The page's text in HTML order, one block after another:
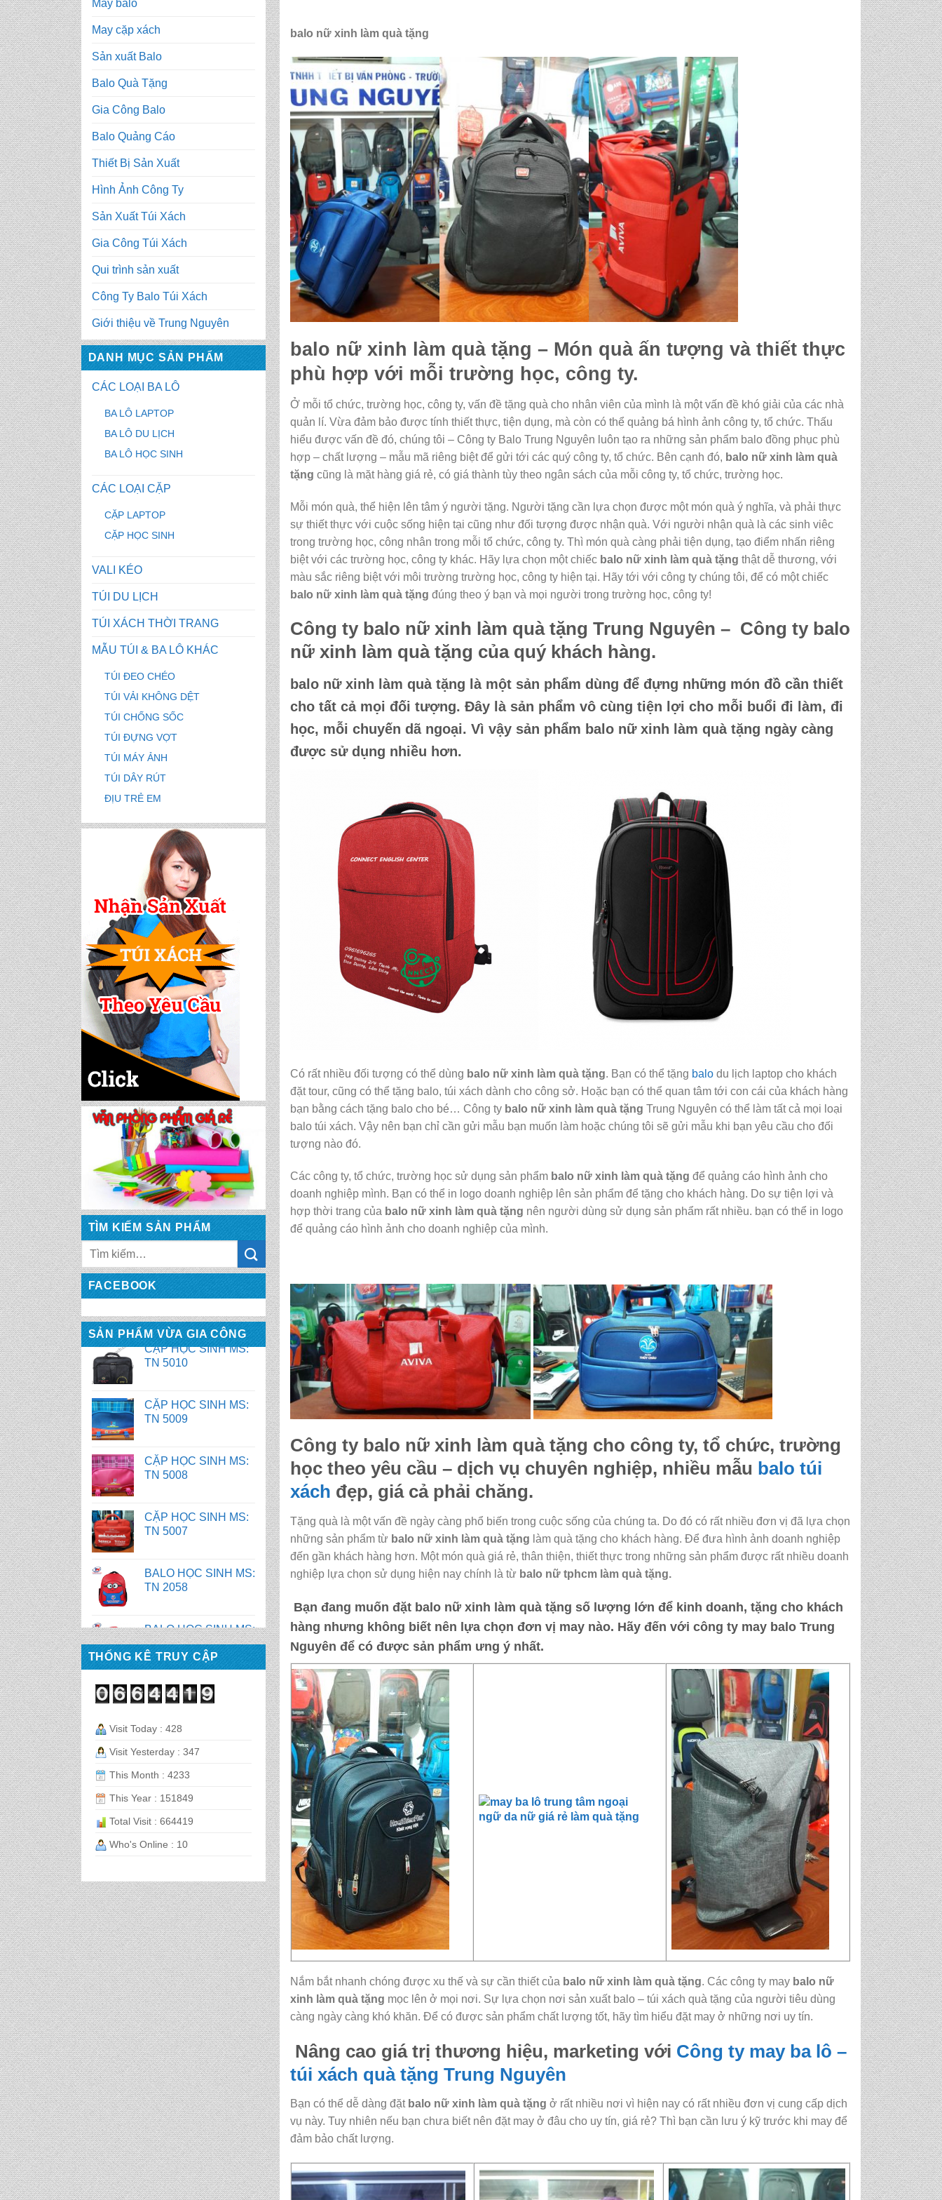
May balo
May cặp xách
Sản xuất Balo
Balo Quà Tặng
Gia Công Balo
Balo Quảng Cáo
Thiết Bị Sản Xuất
Hình Ảnh Công Ty
Sản Xuất Túi Xách
Gia Công Túi Xách
Qui trình sản xuất
Công Ty Balo Túi Xách
Giới thiệu về Trung Nguyên
DANH MỤC SẢN PHẨM
CÁC LOẠI BA LÔ
BA LÔ LAPTOP
BA LÔ DU LỊCH
BA LÔ HỌC SINH
CÁC LOẠI CẶP
CẶP LAPTOP
CẶP HỌC SINH
VALI KÉO
TÚI DU LỊCH
TÚI XÁCH THỜI TRANG
MẪU TÚI & BA LÔ KHÁC
TÚI ĐEO CHÉO
TÚI VẢI KHÔNG DỆT
TÚI CHỐNG SỐC
TÚI ĐỰNG VỢT
TÚI MÁY ẢNH
TÚI DÂY RÚT
ĐỊU TRẺ EM
TÌM KIẾM SẢN PHẨM
FACEBOOK
SẢN PHẨM VỪA GIA CÔNG
CẶP HỌC SINH MS:
TN 5016
CẶP HỌC SINH MS:
TN 5015
CẶP HỌC SINH MS:
TN 5014
CẶP HỌC SINH MS:
TN 5013
CẶP HỌC SINH MS:
TN 5012
CẶP HỌC SINH MS:
TN 5011
CẶP HỌC SINH MS:
TN 5010
CẶP HỌC SINH MS:
TN 5009
TN 5008
TN 5007
TN 2058
BALO HỌC SINH MS:
TN 2068
CẶP HỌC SINH MS:
TN 5015
CẶP HỌC SINH MS:
TN 5014
CẶP HỌC SINH MS:
TN 5013
CẶP HỌC SINH MS:
TN 5012
THỐNG KÊ TRUY CẬP
Visit Today : 428
Visit Yesterday : 347
This Month : 4233
This Year : 151849
Total Visit : 664419
Who's Online : 10
balo nữ xinh làm quà tặng
balo nữ xinh làm quà tặng – Món quà ấn tượng và thiết thực
phù hợp với mỗi trường học, công ty.
Ở mỗi tổ chức, trường học, công ty, vấn đề tặng quà cho nhân viên của mình là một vấn đề khó giải của các nhà
quản lí. Vừa đảm bảo được tính thiết thực, tiện dụng, mà còn có thể quảng bá hình ảnh công ty, tổ chức. Thấu
hiểu được vấn đề đó, chúng tôi – Công ty Balo Trung Nguyên luôn tạo ra những sản phẩm balo đồng phục phù
hợp – chất lượng – mẫu mã riêng biệt để gửi tới các quý công ty, tổ chức. Bên cạnh đó, balo nữ xinh làm quà
tặng cũng là mặt hàng giá rẻ, có giá thành tùy theo ngân sách của mỗi công ty, tổ chức, trường học.
Mỗi món quà, thể hiện lên tâm ý người tặng. Người tặng cần lựa chọn được một món quà ý nghĩa, và phải thực
sự thiết thực với cuộc sống hiện tại cũng như đối tượng được nhận quà. Với người nhận quà là các sinh viêc
trong trường học, công nhân trong mỗi tổ chức, công ty. Thì món quà càng phải tiện dụng, tạo điểm nhấn riêng
biệt với các trường học, công ty khác. Hãy lựa chọn một chiếc balo nữ xinh làm quà tặng thật dễ thương, với
màu sắc riêng biệt với môi trường trường học, công ty hiện tại. Hãy tới với công ty chúng tôi, để có một chiếc
balo nữ xinh làm quà tặng đúng theo ý bạn và mọi người trong trường học, công ty!
Công ty balo nữ xinh làm quà tặng Trung Nguyên – Công ty balo
nữ xinh làm quà tặng của quý khách hàng.
balo nữ xinh làm quà tặng là một sản phẩm dùng để đựng những món đồ cần thiết
cho tất cả mọi đối tượng. Đây là sản phẩm vô cùng tiện lợi cho mỗi buổi đi làm, đi
học, mỗi chuyến dã ngoại. Vì vậy sản phẩm balo nữ xinh làm quà tặng ngày càng
được sử dụng nhiều hơn.
Có rất nhiều đối tượng có thể dùng balo nữ xinh làm quà tặng. Bạn có thể tặng balodu lịch laptop cho khách
đặt tour, cũng có thể tặng balo, túi xách dành cho công sở. Hoặc bạn có thể quan tâm tới con cái của khách hàng
bạn bằng cách tặng balo cho bé… Công ty balo nữ xinh làm quà tặng Trung Nguyên có thể làm tất cả mọi loại
balo túi xách. Vậy nên bạn chỉ cần gửi mẫu bạn muốn làm hoặc chúng tôi sẽ gửi mẫu khi bạn yêu cầu cho đối
tượng nào đó.
Các công ty, tổ chức, trường học sử dụng sản phẩm balo nữ xinh làm quà tặng để quảng cáo hình ảnh cho
doanh nghiệp mình. Bạn có thể in logo doanh nghiệp lên sản phẩm để tặng cho khách hàng. Do sự tiện lợi và
hợp thời trang của balo nữ xinh làm quà tặng nên người dùng sử dụng sản phẩm rất nhiều. bạn có thể in logo
để quảng cáo hình ảnh cho doanh nghiệp của mình.
Công ty balo nữ xinh làm quà tặng cho công ty, tổ chức, trường
học theo yêu cầu – dịch vụ chuyên nghiệp, nhiều mẫu balo túi
xách đẹp, giá cả phải chăng.
Tặng quà là một vấn đề ngày càng phổ biến trong cuộc sống của chúng ta. Do đó có rất nhiều đơn vị đã lựa chọn
những sản phẩm từ balo nữ xinh làm quà tặng làm quà tặng cho khách hàng. Để đưa hình ảnh doanh nghiệp
đến gần khách hàng hơn. Một món quà giá rẻ, thân thiện, thiết thực trong những sản phẩm được rất nhiều doanh
nghiệp lựa chọn sử dụng hiện nay chính là từ balo nữ tphcm làm quà tặng.
Bạn đang muốn đặt balo nữ xinh làm quà tặng số lượng lớn để kinh doanh, tặng cho khách
hàng nhưng không biết nên lựa chọn đơn vị may nào. Hãy đến với công ty may balo Trung
Nguyên để có được sản phẩm ưng ý nhất.
Nắm bắt nhanh chóng được xu thế và sự cần thiết của balo nữ xinh làm quà tặng. Các công ty may balo nữ
xinh làm quà tặng mọc lên ở mọi nơi. Sự lựa chọn nơi sản xuất balo – túi xách quà tặng của người tiêu dùng
càng ngày càng khó khăn. Để có được sản phẩm chất lượng tốt, hãy tìm hiểu đặt may ở những nơi uy tín.
Nâng cao giá trị thương hiệu, marketing với Công ty may ba lô –
túi xách quà tặng Trung Nguyên
Bạn có thể dễ dàng đặt balo nữ xinh làm quà tặng ở rất nhiều nơi vì hiện nay có rất nhiều đơn vị cung cấp dịch
vụ này. Tuy nhiên nếu bạn chưa biết nên đặt may ở đâu cho uy tín, giá rẻ? Thì bạn cần lưu ý kỹ trước khi may để
đảm bảo chất lượng.